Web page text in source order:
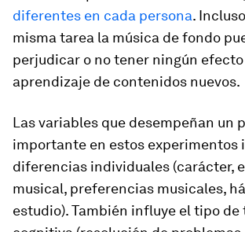
diferentes en cada persona.
misma tarea la música de fondo
perjudicar o no tener ningún efecto
aprendizaje de contenidos nuevos.
Las variables que desempeñan un
importante en estos experimentos
diferencias individuales (carácter,
musical, preferencias musicales,
estudio). También influye el tipo de